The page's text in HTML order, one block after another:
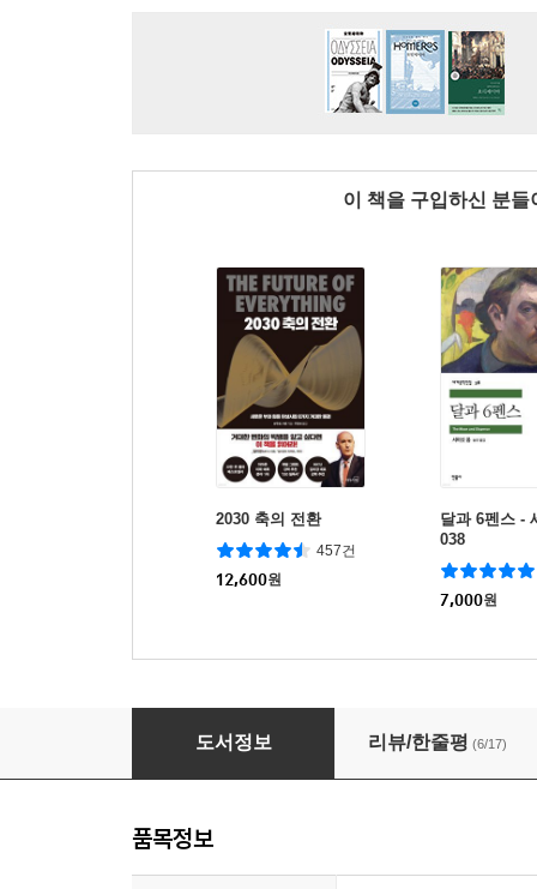
이 책을 구입하신 분
2030 축의 전환
457건
12,600원
달과 6펜스 -
038
7,000원
대학 · 중용 (2015년 개정신판)
도서정보 리뷰/한줄평 (6/17)
품목정보